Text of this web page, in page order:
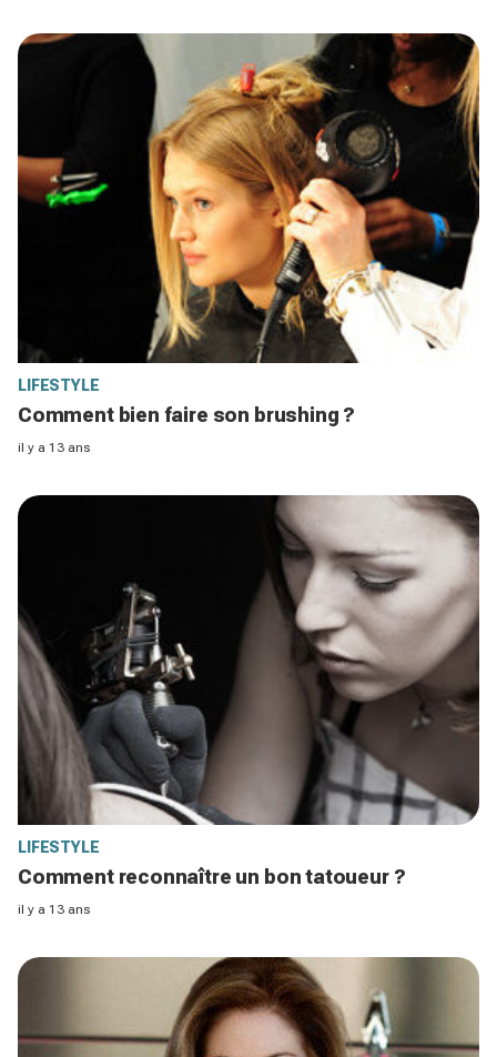
LIFESTYLE
Comment bien faire son brushing ?
il y a 13 ans
LIFESTYLE
Comment reconnaître un bon tatoueur ?
il y a 13 ans